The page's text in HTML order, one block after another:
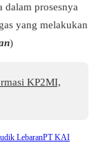
dalam prosesnya
yang melakukan
)
KP2MI,
LebaranPT KAI